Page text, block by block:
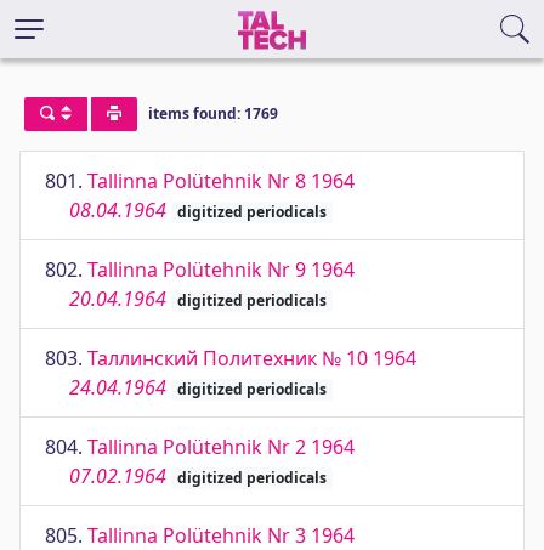
items found: 1769
801. Tallinna Polütehnik Nr 8 1964
08.04.1964 digitized periodicals
802. Tallinna Polütehnik Nr 9 1964
20.04.1964 digitized periodicals
803. Таллинский Политехник № 10 1964
24.04.1964 digitized periodicals
804. Tallinna Polütehnik Nr 2 1964
07.02.1964 digitized periodicals
805. Tallinna Polütehnik Nr 3 1964